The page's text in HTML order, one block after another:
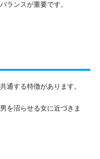
ランスが重要です。
通する特徴があります。
を沼らせる女に近づきま